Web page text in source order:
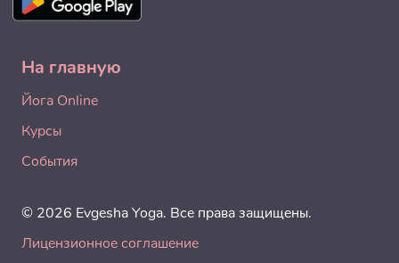
На главную
Йога Online
Курсы
События
© 2026 Evgesha Yoga. Все права защищены.
Лицензионное соглашение